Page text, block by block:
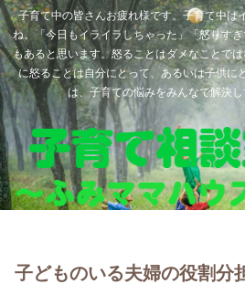
子育て中の皆さんお疲れ様です。子育て中は
ね。「今日もイライラしちゃった」「怒りす
もあると思います。怒ることはダメなことで
に怒ることは自分にとって、あるいは子供に
は、子育ての悩みをみんなで解決
子どものいる夫婦の役割分